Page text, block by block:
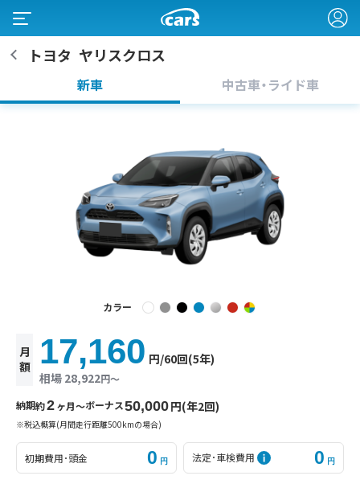
トヨタ ヤリスクロス
新車 中古車・ライド車
カラー
月
額
相場 28,922円〜
17,160 円/60回(5年)
納期約2ヶ月〜ボーナス50,000円(年2回)
※税込概算(月間走行距離500kmの場合)
初期費用･頭金 0 円 法定･車検費用 0 円